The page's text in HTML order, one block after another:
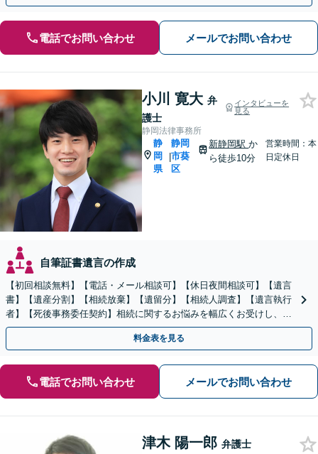
電話でお問い合わせ メールでお問い合わせ
小川 寛大 弁
護士
インタビューを
見る
静岡法律事務所
静
岡
県
|
静岡
市葵
区
新静岡駅か
ら徒歩10分
営業時間：本
日定休日
自筆証書遺言の作成
【初回相談無料】【電話・メール相談可】【休日夜間相談可】【遺言
書】【遺産分割】【相続放棄】【遺留分】【相続人調査】【遺言執行
者】【死後事務委任契約】相続に関するお悩みを幅広くお受けし、納
得できる相続の実現を目指します
料金表を見る
電話でお問い合わせ メールでお問い合わせ
津木 陽一郎 弁護士